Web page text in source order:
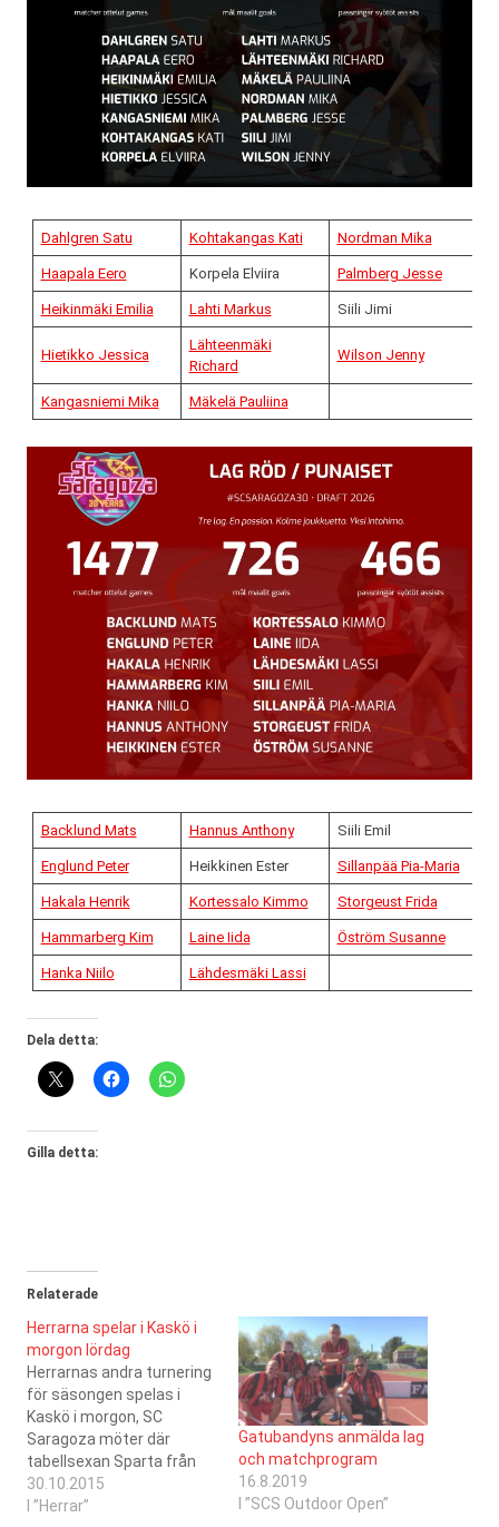
Dahlgren Satu Kohtakangas Kati Nordman Mika
Haapala Eero Korpela Elviira Palmberg Jesse
Heikinmäki Emilia Lahti Markus Siili Jimi
Hietikko Jessica
Lähteenmäki
Richard
Wilson Jenny
Kangasniemi Mika Mäkelä Pauliina
Backlund Mats Hannus Anthony Siili Emil
Englund Peter Heikkinen Ester Sillanpää Pia-Maria
Hakala Henrik Kortessalo Kimmo Storgeust Frida
Hammarberg Kim Laine Iida Öström Susanne
Hanka Niilo Lähdesmäki Lassi
Dela detta:
Gilla detta:
Relaterade
Herrarna spelar i Kaskö i
morgon lördag
Herrarnas andra turnering
för säsongen spelas i
Kaskö i morgon, SC
Saragoza möter där
tabellsexan Sparta från
Vasa klockan 12:00 och
tabelltrean Royal Mela
30.10.2015
I ”Herrar”
Gatubandyns anmälda lag
och matchprogram
16.8.2019
I ”SCS Outdoor Open”